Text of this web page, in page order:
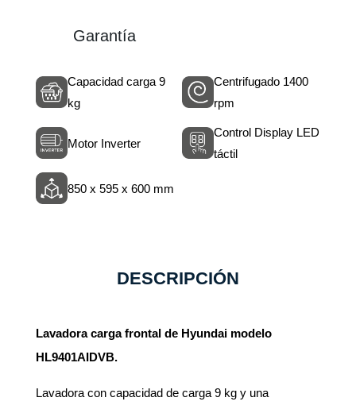
Garantía
Capacidad carga 9
kg
Centrifugado 1400
rpm
Motor Inverter
Control Display LED
táctil
850 x 595 x 600 mm
DESCRIPCIÓN
Lavadora carga frontal de Hyundai modelo
HL9401AIDVB.
Lavadora con capacidad de carga 9 kg y una